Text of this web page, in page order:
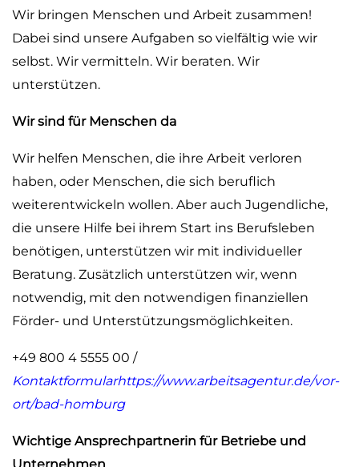
Wir bringen Menschen und Arbeit zusammen!
Dabei sind unsere Aufgaben so vielfältig wie wir
selbst. Wir vermitteln. Wir beraten. Wir
unterstützen.
Wir sind für Menschen da
Wir helfen Menschen, die ihre Arbeit verloren
haben, oder Menschen, die sich beruflich
weiterentwickeln wollen. Aber auch Jugendliche,
die unsere Hilfe bei ihrem Start ins Berufsleben
benötigen, unterstützen wir mit individueller
Beratung. Zusätzlich unterstützen wir, wenn
notwendig, mit den notwendigen finanziellen
Förder- und Unterstützungsmöglichkeiten.
+49 800 4 5555 00 /
Kontaktformularhttps://www.arbeitsagentur.de/vor-
ort/bad-homburg
Wichtige Ansprechpartnerin für Betriebe und
Unternehmen